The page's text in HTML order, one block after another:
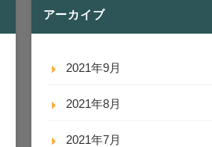
アーカイブ
2021年9月
2021年8月
2021年7月